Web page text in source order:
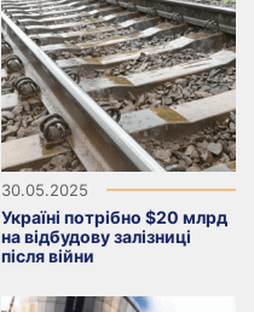
30.05.2025
Україні потрібно $20 млрд
на відбудову залізниці
після війни